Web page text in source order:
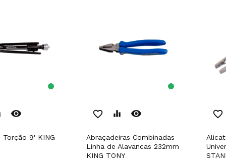
remove_red_eye favorite_border equalizer remove_red_eye
Abraçadeiras Combinadas
Linha de Alavancas 232mm
KING TONY
favorite_border
Alicate 1000V VDE